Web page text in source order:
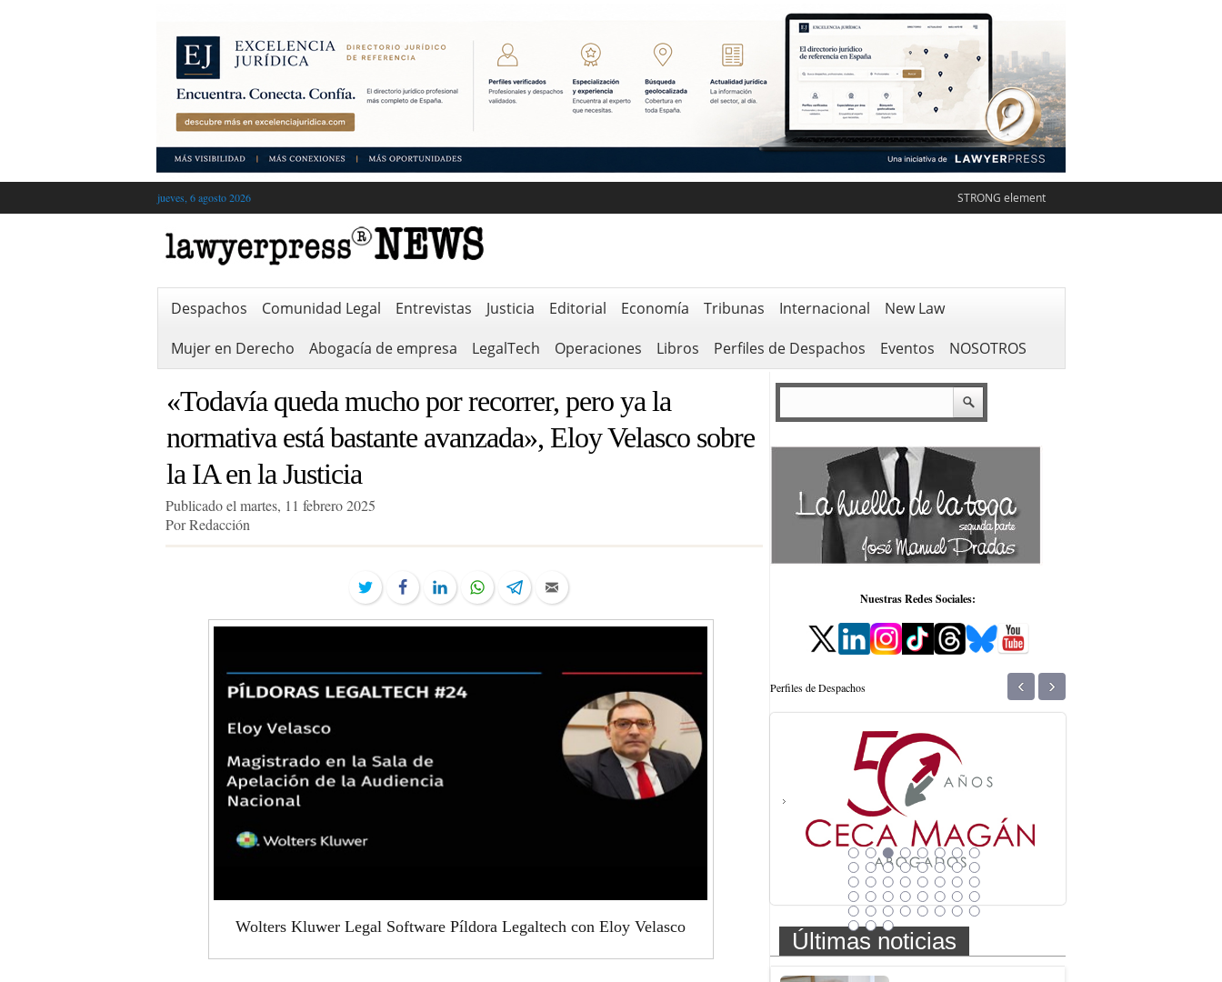
jueves, 6 agosto 2026 STRONG element
Despachos Comunidad Legal Entrevistas Justicia Editorial Economía Tribunas Internacional
New Law
Mujer en Derecho
Abogacía de empresa LegalTech Operaciones Libros Perfiles de Despachos Eventos NOSOTROS
«Todavía queda mucho por recorrer, pero ya la
normativa está bastante avanzada», Eloy Velasco sobre
la IA en la Justicia
Publicado el martes, 11 febrero 2025
Por Redacción
TwitterFacebookLinkedInWhatsAppTelegramEmail
Wolters Kluwer Legal Software Píldora Legaltech con Eloy Velasco
Nuestras Redes Sociales:
Perfiles de Despachos ‹ ›
Últimas noticias